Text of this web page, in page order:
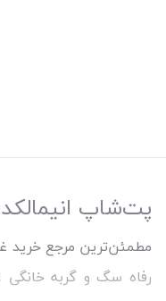
پت‌شاپ
مطمئن‌ترین مرجع خرید